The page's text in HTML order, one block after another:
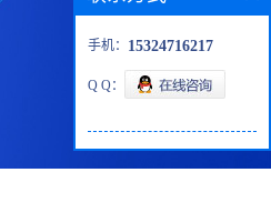
手机： 15324716217
Q Q：